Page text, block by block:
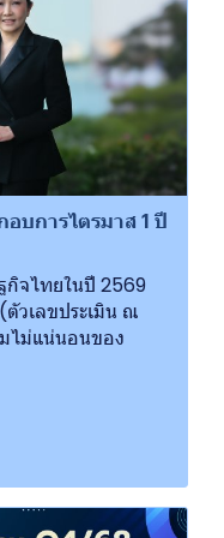
บการไตรมาส 1 ปี
กิจไทยในปี 2569
ตัวเลขประเมิน ณ
ไม่แน่นอนของ